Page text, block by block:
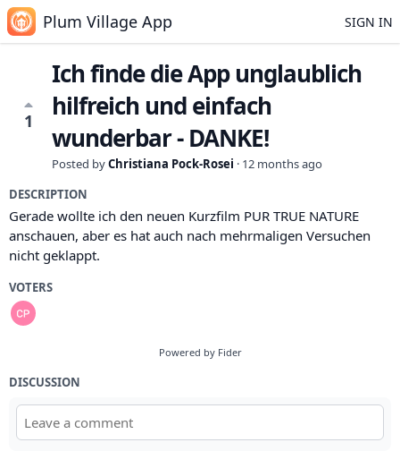
Plum Village App SIGN IN
1
Ich finde die App unglaublich
hilfreich und einfach
wunderbar - DANKE!
Posted byChristiana Pock-Rosei · 12 months ago
DESCRIPTION
Gerade wollte ich den neuen Kurzfilm PUR TRUE NATURE
anschauen, aber es hat auch nach mehrmaligen Versuchen
nicht geklappt.
VOTERS
Powered by Fider
DISCUSSION